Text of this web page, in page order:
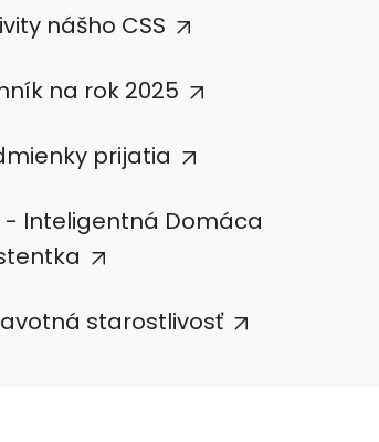
nášho CSS
na rok 2025
prijatia
- Inteligentná Domáca
starostlivosť